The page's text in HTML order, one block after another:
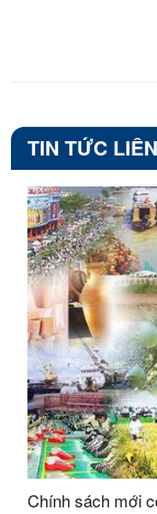
TIN TỨC
Chính sách mới